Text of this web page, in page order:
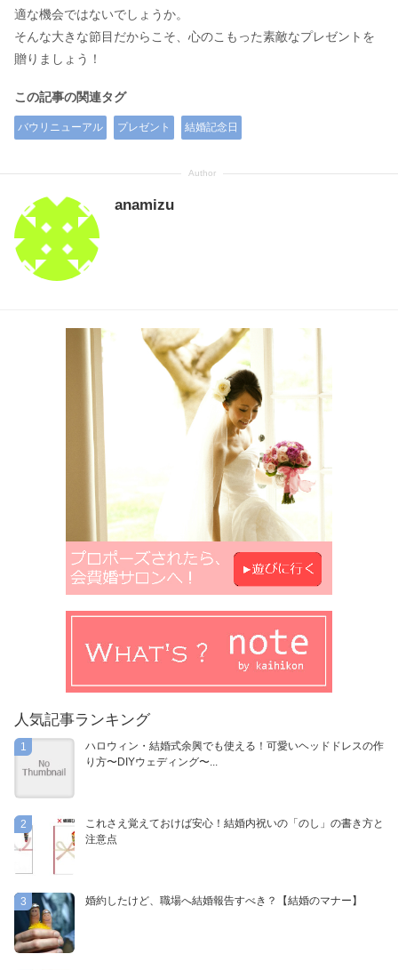
適な機会ではないでしょうか。
そんな大きな節目だからこそ、心のこもった素敵なプレゼントを
贈りましょう！
この記事の関連タグ
バウリニューアル プレゼント 結婚記念日
anamizu
人気記事ランキング
1
ハロウィン・結婚式余興でも使える！可愛いヘッドドレスの作
り方〜DIYウェディング〜...
2
これさえ覚えておけば安心！結婚内祝いの「のし」の書き方と
注意点
3 婚約したけど、職場へ結婚報告すべき？【結婚のマナー】